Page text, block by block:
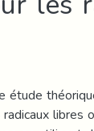
étude